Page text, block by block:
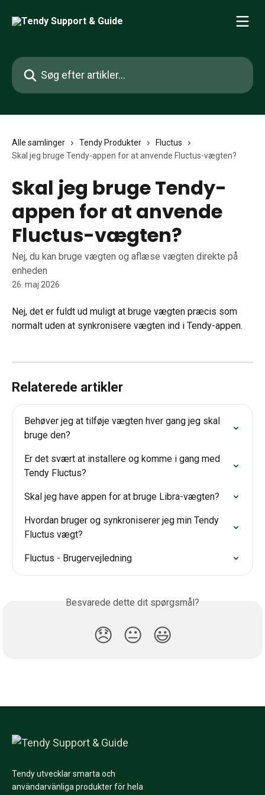
Søg efter artikler...
Alle samlinger Tendy Produkter
Fluctus
Skal jeg bruge Tendy-appen for at anvende Fluctus-vægten?
Skal jeg bruge Tendy-
appen for at anvende
Fluctus-vægten?
Nej, du kan bruge vægten og aflæse vægten direkte på
enheden
26. maj 2026
Nej, det er fuldt ud muligt at bruge vægten præcis som
normalt uden at synkronisere vægten ind i Tendy-appen.
Relaterede artikler
Behøver jeg at tilføje vægten hver gang jeg skal
bruge den?
Er det svært at installere og komme i gang med
Tendy Fluctus?
Skal jeg have appen for at bruge Libra-vægten?
Hvordan bruger og synkroniserer jeg min Tendy
Fluctus vægt?
Fluctus - Brugervejledning
Besvarede dette dit spørgsmål?
😞 😐 😃
Tendy utvecklar smarta och
användarvänliga produkter för hela